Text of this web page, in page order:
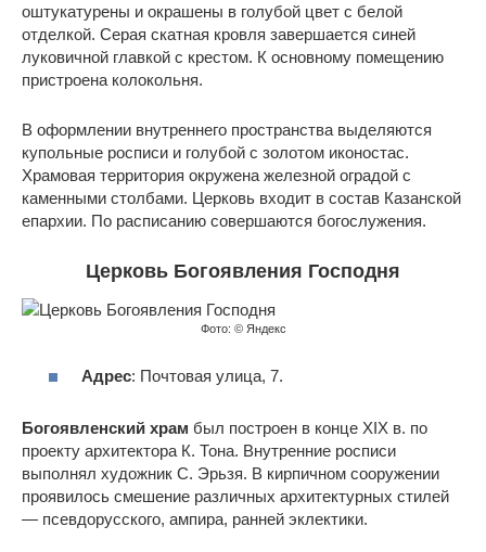
оштукатурены и окрашены в голубой цвет с белой
отделкой. Серая скатная кровля завершается синей
луковичной главкой с крестом. К основному помещению
пристроена колокольня.
В оформлении внутреннего пространства выделяются
купольные росписи и голубой с золотом иконостас.
Храмовая территория окружена железной оградой с
каменными столбами. Церковь входит в состав Казанской
епархии. По расписанию совершаются богослужения.
Церковь Богоявления Господня
Фото: © Яндекс
Адрес: Почтовая улица, 7.
Богоявленский храм был построен в конце XIX в. по
проекту архитектора К. Тона. Внутренние росписи
выполнял художник С. Эрьзя. В кирпичном сооружении
проявилось смешение различных архитектурных стилей
— псевдорусского, ампира, ранней эклектики.